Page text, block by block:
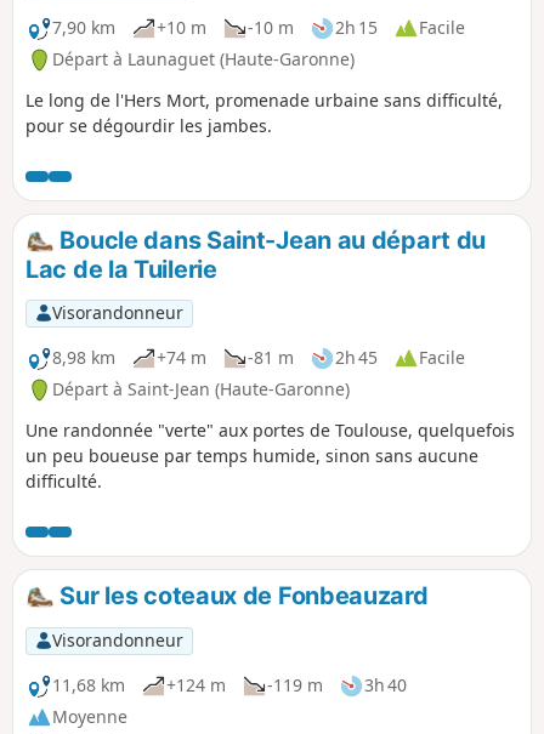
7,90 km
+10 m -10 m 2h 15
Facile
Départ à Launaguet (Haute-Garonne)
Le long de l'Hers Mort, promenade urbaine sans difficulté,
pour se dégourdir les jambes.
Boucle dans Saint-Jean au départ du
Lac de la Tuilerie
Visorandonneur
8,98 km
+74 m -81 m 2h 45
Facile
Départ à Saint-Jean (Haute-Garonne)
Une randonnée "verte" aux portes de Toulouse, quelquefois
un peu boueuse par temps humide, sinon sans aucune
difficulté.
Sur les coteaux de Fonbeauzard
Visorandonneur
11,68 km
+124 m -119 m
3h 40
Moyenne